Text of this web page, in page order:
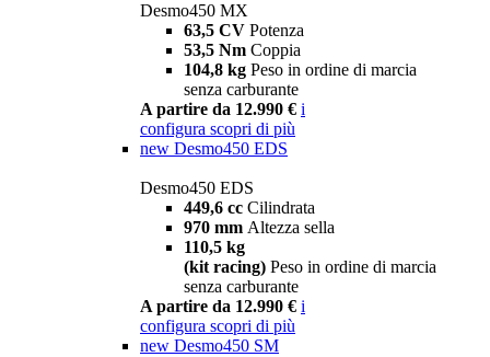
Desmo450 MX
63,5 CV Potenza
53,5 Nm Coppia
104,8 kg Peso in ordine di marcia
senza carburante
A partire da 12.990 € i
configura scopri di più
new Desmo450 EDS
Desmo450 EDS
449,6 cc Cilindrata
970 mm Altezza sella
110,5 kg
(kit racing) Peso in ordine di marcia
senza carburante
A partire da 12.990 € i
configura scopri di più
new Desmo450 SM